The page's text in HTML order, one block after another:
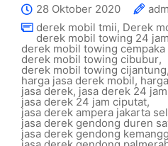
28 Oktober 2020
derek mobil tmii, Derek
derek mobil towing 24
derek mobil towing cempaka
derek mobil towing cibubur,
derek mobil towing cijantung,
harga jasa derek mobil,
jasa derek, jasa derek 24
jasa derek 24 jam ciputat,
jasa derek ampera jakarta
jasa derek gendong duren
jasa derek gendong